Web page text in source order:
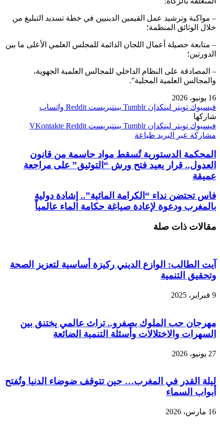
– مواكبة وترشيد عمل القيمين الدينيين في خطة تسديد التبليغ من
خلال الوثائق المنظمة؛
– متابعة حصيلة أعمال اللجان الدائمة للمجلس العلمي الأعلى ما بين
الدورتين؛
– المصادقة على النظام الداخلي للمجالس العلمية الجهوية،
والمجالس العلمية المحلية”.
16 يونيو، 2026
فيسبوك تويتر لينكدإن بينتيريست
واتساب
شاركها
فيسبوك تويتر لينكدإن بينتيريست
مشاركة عبر البريد طباعة
المحكمة الدستورية تُسقط مواد حاسمة من قانون
العدول.. قرار يعيد فتح ورش “التوثيق” على مراجعة
عميقة
فاس تحتضن نداء “الكرامة المائية”.. إشادة دولية
بالمغرب ودعوة لإعادة صياغة حكامة الماء عالمياً
مقالات ذات صلة
آيت الطالب: الوازع الديني ركيزة أساسية لتعزيز الصحة
وتحقيق التنمية
9 فبراير، 2025
مهرجان حب الملوك بصفرو.. تراث عالمي يختنق بين
السهرات والاختلالات وأسئلة التنمية الضائعة
27 يونيو، 2026
ليلة القدر في المغرب… حين تتوقف ضوضاء الدنيا وتُفتح
أبواب السماء
16 مارس، 2026